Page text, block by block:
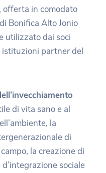
offerta in comodato
Bonifica Alto Jonio
utilizzato dai soci
istituzioni partner del
di vita sano e al
la
di
la creazione di
sociale